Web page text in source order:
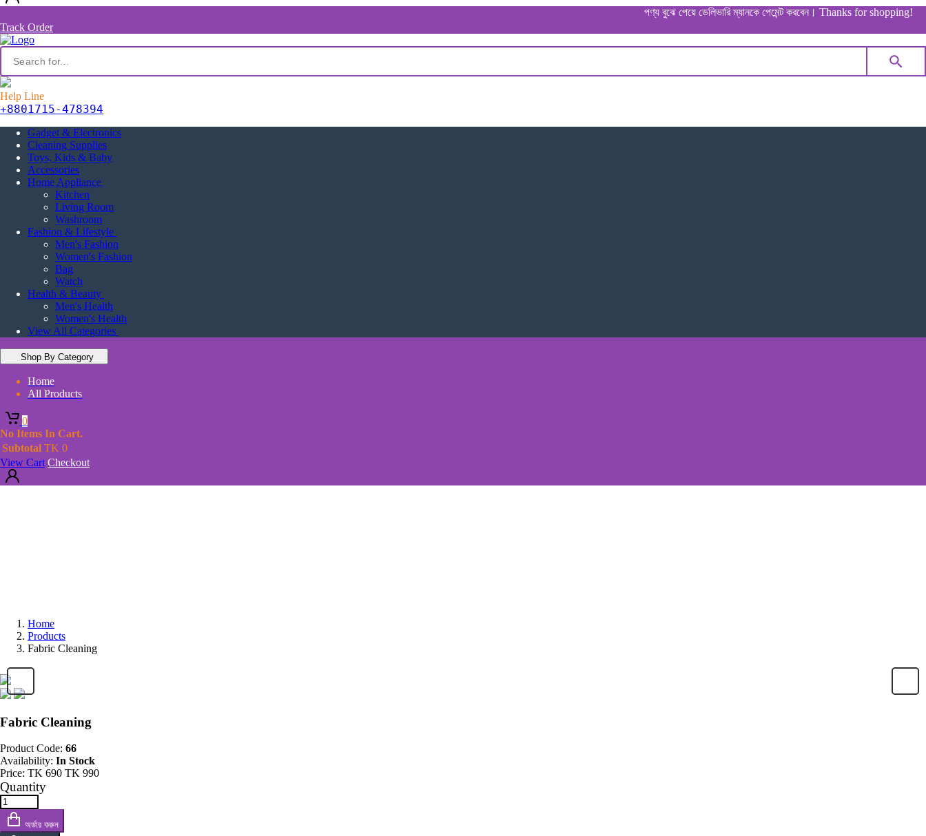
পণ্য বুঝে পেয়ে ডেলিভারি ম্যানকে পেমেন্ট করবেন। Thanks for shopping!
Track Order
Help Line
+8801715-478394
Gadget & Electronics
Cleaning Supplies
Toys, Kids & Baby
Accessories
Home Appliance
Kitchen
Living Room
Washroom
Fashion & Lifestyle
Men's Fashion
Women's Fashion
Bag
Watch
Health & Beauty
Men's Health
Women's Health
View All Categories
Shop By Category
Home
All Products
0
No Items In Cart.
Subtotal TK 0
View Cart Checkout
Home
Products
Fabric Cleaning
Fabric Cleaning
Product Code: 66
Availability: In Stock
Price: TK 690 TK 990
Quantity
অর্ডার করুন